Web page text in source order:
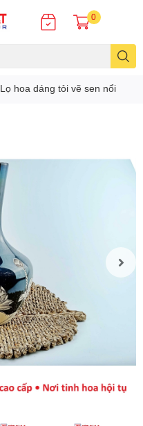
0
Lọ hoa dáng tỏi vẽ sen nổi